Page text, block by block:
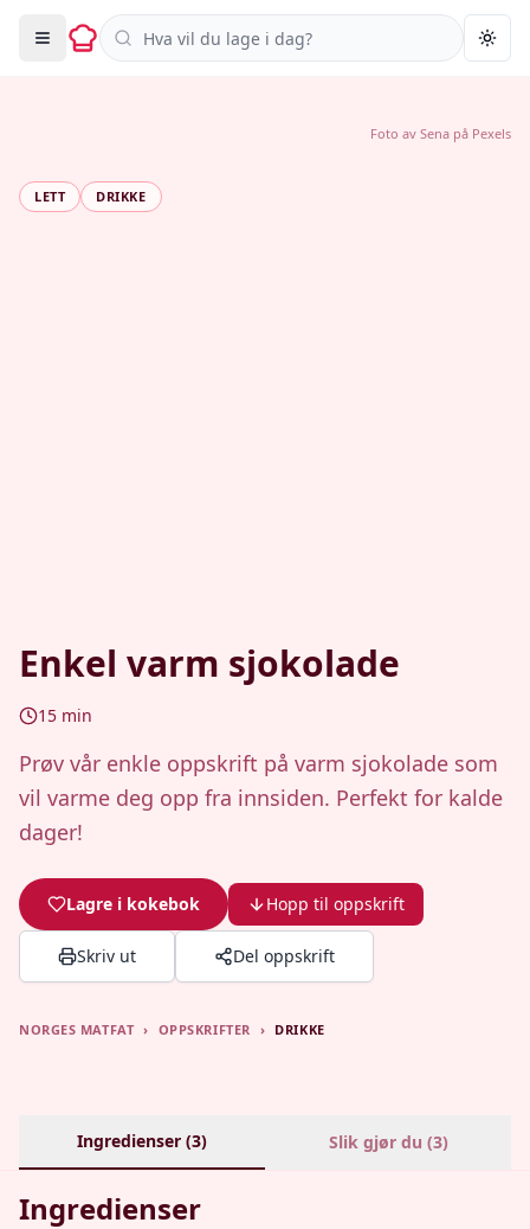
Søk i oppskrifter
LETT DRIKKE
Enkel varm sjokolade
15 min
Prøv vår enkle oppskrift på varm sjokolade som
vil varme deg opp fra innsiden. Perfekt for kalde
dager!
Lagre i kokebok Hopp til oppskrift
Skriv ut Del oppskrift
Foto av Sena på Pexels
NORGES MATFAT › OPPSKRIFTER › DRIKKE
Ingredienser (3) Slik gjør du (3)
Ingredienser